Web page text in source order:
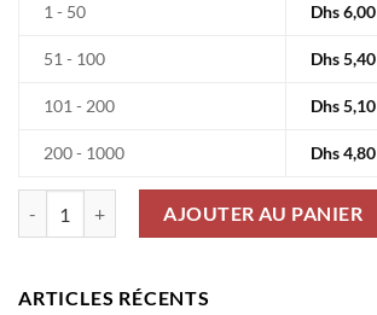
1 - 50 Dhs6,00
51 - 100 Dhs5,40
101 - 200 Dhs5,10
200 - 1000 Dhs4,80
AJOUTER AU PANIER
ARTICLES RÉCENTS